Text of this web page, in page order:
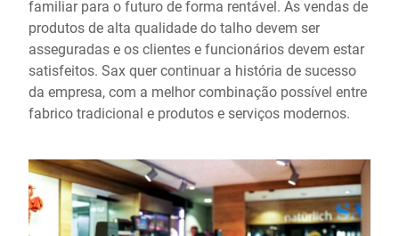
familiar para o futuro de forma rentável. As vendas de
produtos de alta qualidade do talho devem ser
asseguradas e os clientes e funcionários devem estar
satisfeitos. Sax quer continuar a história de sucesso
da empresa, com a melhor combinação possível entre
fabrico tradicional e produtos e serviços modernos.